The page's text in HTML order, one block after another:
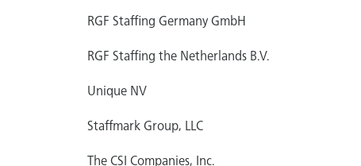
RGF Staffing Germany GmbH
RGF Staffing the Netherlands B.V.
Unique NV
Staffmark Group, LLC
The CSI Companies, Inc.